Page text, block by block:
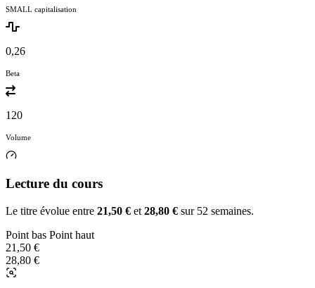
SMALL capitalisation
0,26
Beta
120
Volume
Lecture du cours
Le titre évolue entre 21,50 € et 28,80 € sur 52 semaines.
Point bas Point haut
21,50 €
28,80 €